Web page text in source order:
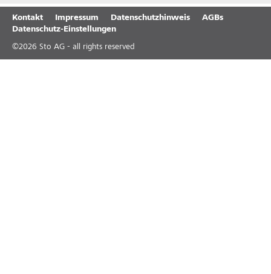
Kontakt Impressum Datenschutzhinweis
AGBs
Datenschutz-Einstellungen
©2026 Sto AG - all rights reserved